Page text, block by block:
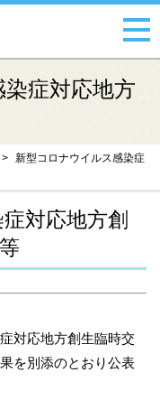
症対応地方
新型コロナウイルス感染症
対応地方創
対応地方創生臨時交
を別添のとおり公表